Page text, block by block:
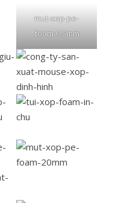
mut-xop-pe-
foam-0.5mm